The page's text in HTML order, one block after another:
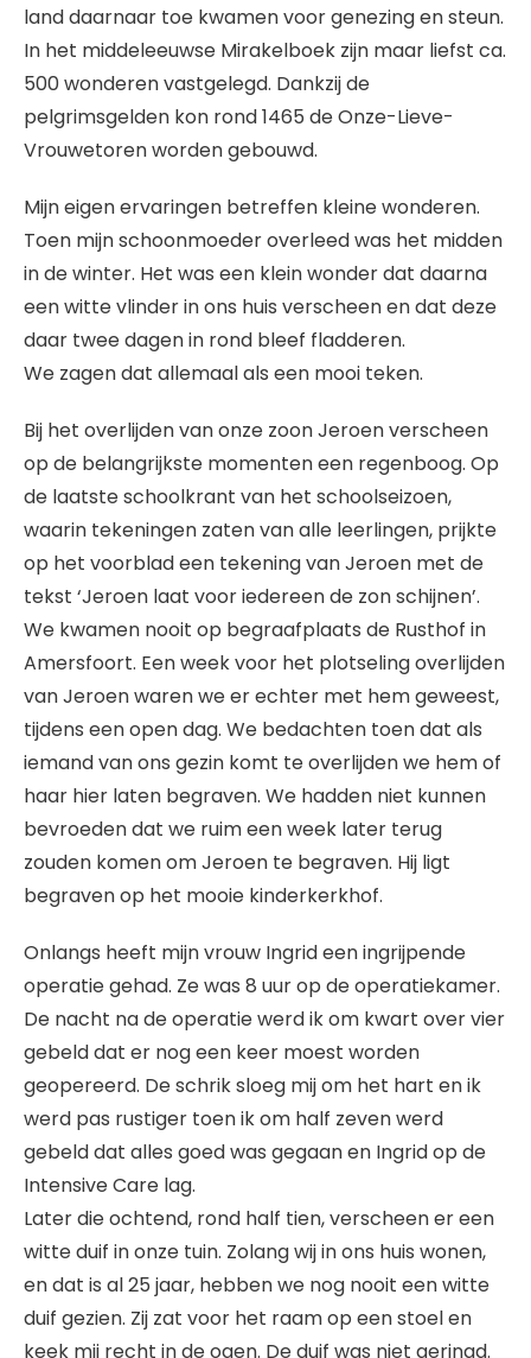
land daarnaar toe kwamen voor genezing en steun.
In het middeleeuwse Mirakelboek zijn maar liefst ca.
500 wonderen vastgelegd. Dankzij de
pelgrimsgelden kon rond 1465 de Onze-Lieve-
Vrouwetoren worden gebouwd.
Mijn eigen ervaringen betreffen kleine wonderen.
Toen mijn schoonmoeder overleed was het midden
in de winter. Het was een klein wonder dat daarna
een witte vlinder in ons huis verscheen en dat deze
daar twee dagen in rond bleef fladderen.
We zagen dat allemaal als een mooi teken.
Bij het overlijden van onze zoon Jeroen verscheen
op de belangrijkste momenten een regenboog. Op
de laatste schoolkrant van het schoolseizoen,
waarin tekeningen zaten van alle leerlingen, prijkte
op het voorblad een tekening van Jeroen met de
tekst ‘Jeroen laat voor iedereen de zon schijnen’.
We kwamen nooit op begraafplaats de Rusthof in
Amersfoort. Een week voor het plotseling overlijden
van Jeroen waren we er echter met hem geweest,
tijdens een open dag. We bedachten toen dat als
iemand van ons gezin komt te overlijden we hem of
haar hier laten begraven. We hadden niet kunnen
bevroeden dat we ruim een week later terug
zouden komen om Jeroen te begraven. Hij ligt
begraven op het mooie kinderkerkhof.
Onlangs heeft mijn vrouw Ingrid een ingrijpende
operatie gehad. Ze was 8 uur op de operatiekamer.
De nacht na de operatie werd ik om kwart over vier
gebeld dat er nog een keer moest worden
geopereerd. De schrik sloeg mij om het hart en ik
werd pas rustiger toen ik om half zeven werd
gebeld dat alles goed was gegaan en Ingrid op de
Intensive Care lag.
Later die ochtend, rond half tien, verscheen er een
witte duif in onze tuin. Zolang wij in ons huis wonen,
en dat is al 25 jaar, hebben we nog nooit een witte
duif gezien. Zij zat voor het raam op een stoel en
keek mij recht in de ogen. De duif was niet geringd.